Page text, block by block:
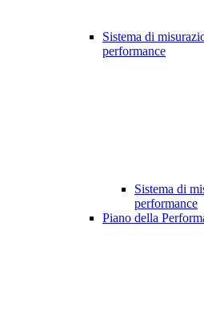
Sistema di
performance
Sistema di
performance
Piano della